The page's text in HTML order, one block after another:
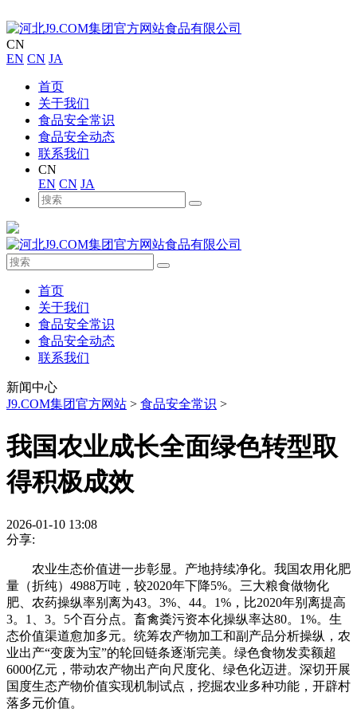
CN
EN CN JA
首页
关于我们
食品安全常识
食品安全动态
联系我们
CN
EN CN JA
首页
关于我们
食品安全常识
食品安全动态
联系我们
新闻中心
J9.COM集团官方网站 > 食品安全常识 >
我国农业成长全面绿色转型取
得积极成效
2026-01-10 13:08
分享:
农业生态价值进一步彰显。产地持续净化。我国农用化肥
量（折纯）4988万吨，较2020年下降5%。三大粮食做物化
肥、农药操纵率别离为43。3%、44。1%，比2020年别离提高
3。1、3。5个百分点。畜禽粪污资本化操纵率达80。1%。生
态价值渠道愈加多元。统筹农产物加工和副产品分析操纵，农
业出产“变废为宝”的轮回链条逐渐完美。绿色食物发卖额超
6000亿元，带动农产物出产向尺度化、绿色化迈进。深切开展
国度生态产物价值实现机制试点，挖掘农业多种功能，开辟村
落多元价值。